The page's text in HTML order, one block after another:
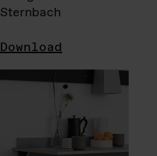
Sternbach
Download